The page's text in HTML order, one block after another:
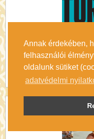
Annak érdekében,
felhasználói
oldalunk sütiket
adatvédelmi
TÜRKíz -
Vetítéssorozat - ÚJ